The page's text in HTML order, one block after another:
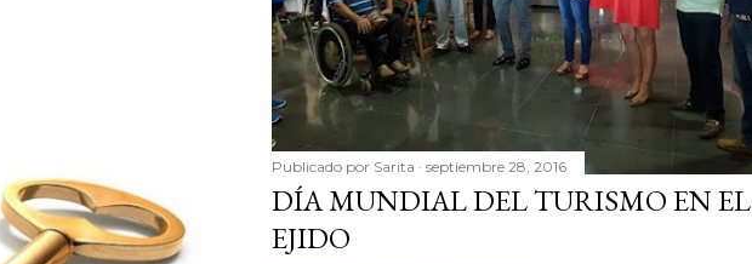
Publicado por Sarita septiembre 28, 2016
DÍA MUNDIAL DEL TURISMO EN EL
EJIDO